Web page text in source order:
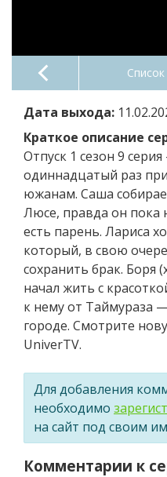
Дата выхода:
Краткое описание
Отпуск 1 сезон 9
одиннадцатый раз
южанам. Саша
Люсе, правда он пока
есть парень. Лариса
который, в свою
сохранить брак. Боря
начал жить с
к нему от Таймураза
городе. Смотрите
UniverTV.
Для добавления
необходимо
на сайт под своим
Комментарии к